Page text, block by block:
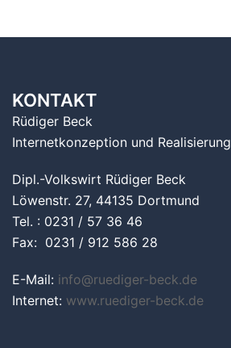
KONTAKT
Rüdiger Beck
Internetkonzeption und Realisierung
Dipl.-Volkswirt Rüdiger Beck
Löwenstr. 27, 44135 Dortmund
Tel. : 0231 / 57 36 46
Fax: 0231 / 912 586 28
E-Mail: info@ruediger-beck.de
Internet: www.ruediger-beck.de